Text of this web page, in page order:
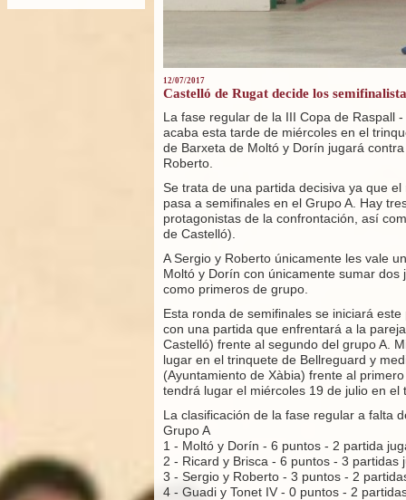
12/07/2017
Castelló de Rugat decide los
La fase regular de la III Copa de Raspall
acaba esta tarde de miércoles en el
de Barxeta de Moltó y Dorín jugará
Roberto.
Se trata de una partida decisiva ya que
pasa a semifinales en el Grupo A. Hay
protagonistas de la confrontación, así
de Castelló).
A Sergio y Roberto únicamente les vale
Moltó y Dorín con únicamente sumar
como primeros de grupo.
Esta ronda de semifinales se iniciará
con una partida que enfrentará a la
Castelló) frente al segundo del grupo A.
lugar en el trinquete de Bellreguard y
(Ayuntamiento de Xàbia) frente al
tendrá lugar el miércoles 19 de julio en
La clasificación de la fase regular a falta
Grupo A
1 - Moltó y Dorín - 6 puntos - 2 partida
2 - Ricard y Brisca - 6 puntos - 3 partidas
3 - Sergio y Roberto - 3 puntos - 2
4 - Guadi y Tonet IV - 0 puntos - 2